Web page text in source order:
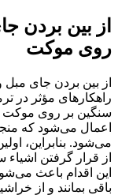
از بین بردن
روی موکت
از بین بردن جای
راهکارهای مؤثر در
سنگین بر روی موکت
اعمال می‌شود که
می‌شود. بنابراین،
از قرار گرفتن
این اقدام باعث
باقی بمانند و از